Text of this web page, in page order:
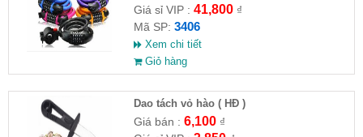
Giá sỉ VIP : 41,800₫
Mã SP: 3406
Xem chi tiết
Giỏ hàng
Dao tách vỏ hào ( HĐ )
Giá bán : 6,100₫